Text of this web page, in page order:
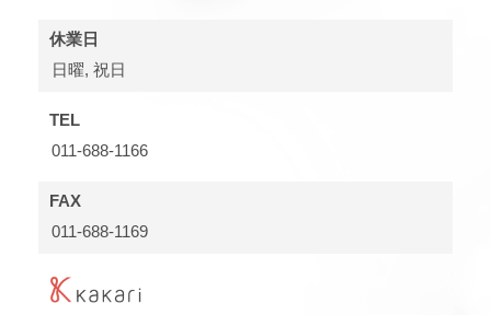
休業日
日曜, 祝日
TEL
011-688-1166
FAX
011-688-1169